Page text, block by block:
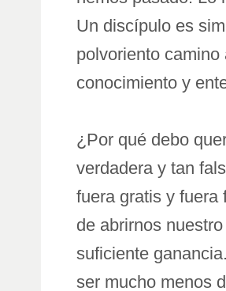
Un discípulo es
polvoriento
conocimiento y
¿Por qué debo
verdadera y tan
fuera gratis y fuera
de abrirnos
suficiente
ser mucho menos